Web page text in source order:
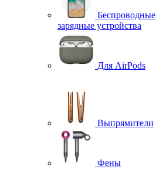
Беспроводные
зарядные устройства
Для AirPods
Выпрямители
Фены